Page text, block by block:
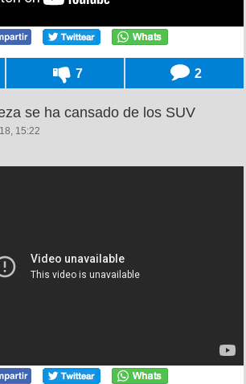
7 2
se ha cansado de los SUV
15:22